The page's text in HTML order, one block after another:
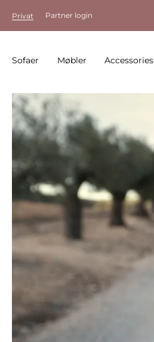
Privat Partner login
Sofaer Møbler Accessories